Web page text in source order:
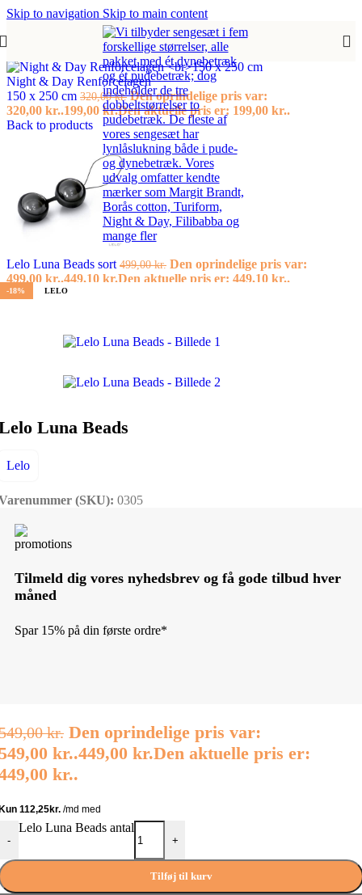
Skip to navigation Skip to main content
Pink Lady
Night & Day Renforcelagen
150 x 250 cm 320,00kr. Den oprindelige pris var:
320,00 kr..199,00 kr.Den aktuelle pris er: 199,00 kr..
Back to products
Lelo Luna Beads sort 499,00kr. Den oprindelige pris var:
499,00 kr..449,10 kr.Den aktuelle pris er: 449,10 kr..
-18% LELO
Luna Beads
Lelo
(SKU): 0305
Tilmeld dig vores nyhedsbrev og få gode tilbud hver
måned
Spar 15% på din første ordre*
kr. Den oprindelige pris var:
kr..449,00 kr.Den aktuelle pris er:
kr..
-
Lelo Luna Beads antal
+
Tilføj til kurv